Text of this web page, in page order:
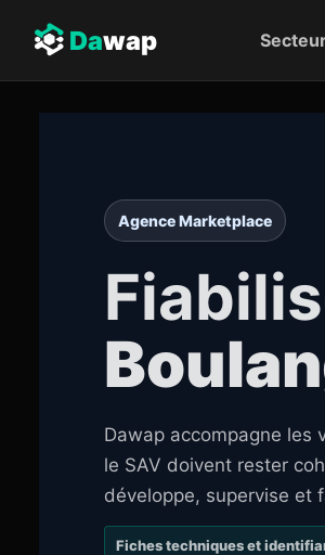
Dawap
Agence Marketplace
Dawap accompagne les
le SAV doivent rester
développe, supervise et
Fiches techniques et